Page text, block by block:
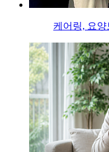
케어링, 요양